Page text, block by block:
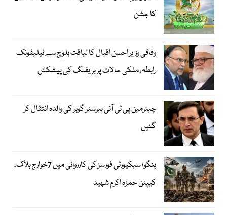
کا جشن
وفاقی وزیر احسن اقبال کا لیاقت بلوچ سے ٹیلیفونک
رابطہ، ملکی حالات پر بریفنگ کی پیشکش
چیئرمین پی ٹی آئی بیرسٹر گوہر کی والدہ انتقال کر
گئیں
ہنگو؛ سیکیورٹی فورسز کی کارروائی میں 7خوارج ہلاک،
کیپٹن حمزہ اکرم شہید